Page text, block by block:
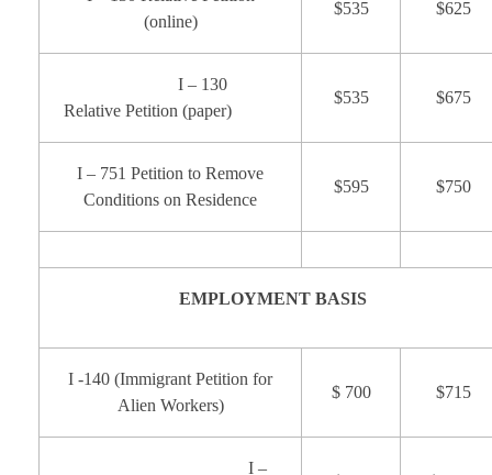
(online)
$535 $625
I – 130
Relative Petition (paper)
$535 $675
I – 751 Petition to Remove
Conditions on Residence
$595 $750
EMPLOYMENT BASIS
I -140 (Immigrant Petition for
Alien Workers)
$ 700 $715
I –